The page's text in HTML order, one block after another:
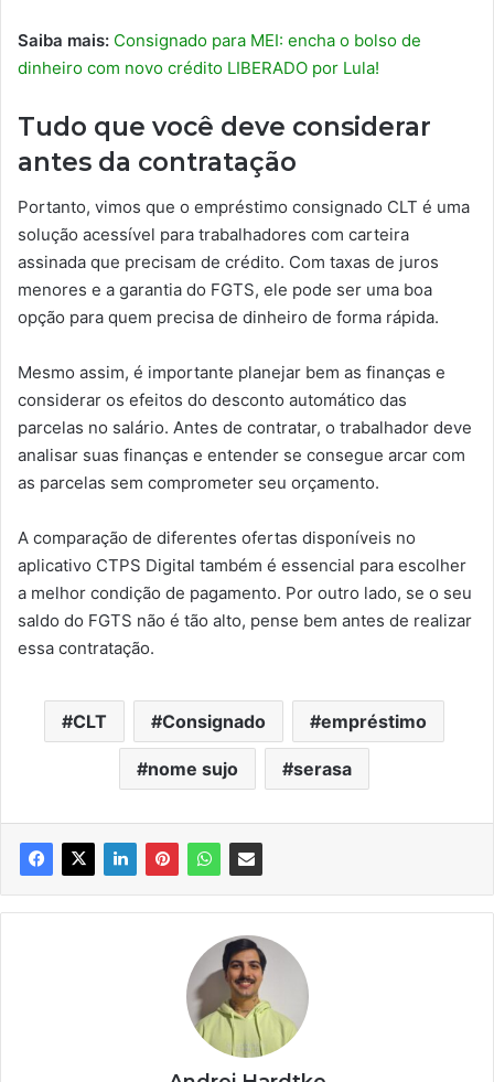
Saiba mais: Consignado para MEI: encha o bolso de
dinheiro com novo crédito LIBERADO por Lula!
Tudo que você deve considerar
antes da contratação
Portanto, vimos que o empréstimo consignado CLT é uma
solução acessível para trabalhadores com carteira
assinada que precisam de crédito. Com taxas de juros
menores e a garantia do FGTS, ele pode ser uma boa
opção para quem precisa de dinheiro de forma rápida.
Mesmo assim, é importante planejar bem as finanças e
considerar os efeitos do desconto automático das
parcelas no salário. Antes de contratar, o trabalhador deve
analisar suas finanças e entender se consegue arcar com
as parcelas sem comprometer seu orçamento.
A comparação de diferentes ofertas disponíveis no
aplicativo CTPS Digital também é essencial para escolher
a melhor condição de pagamento. Por outro lado, se o seu
saldo do FGTS não é tão alto, pense bem antes de realizar
essa contratação.
CLT Consignado empréstimo
nome sujo serasa